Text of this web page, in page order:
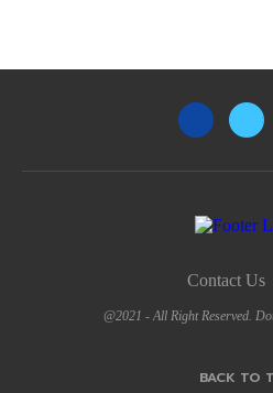
Contact Us
@2021 - All Right Reserved.
BACK TO